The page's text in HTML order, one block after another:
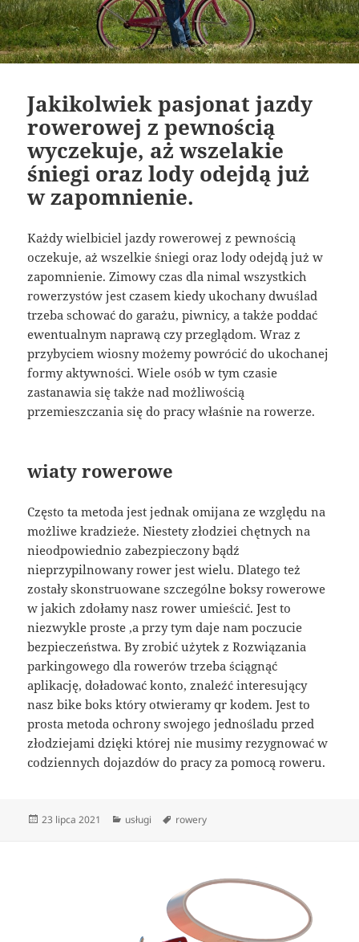
Jakikolwiek pasjonat jazdy
rowerowej z pewnością
wyczekuje, aż wszelakie
śniegi oraz lody odejdą już
w zapomnienie.
Każdy wielbiciel jazdy rowerowej z pewnością
oczekuje, aż wszelkie śniegi oraz lody odejdą już w
zapomnienie. Zimowy czas dla nimal wszystkich
rowerzystów jest czasem kiedy ukochany dwuślad
trzeba schować do garażu, piwnicy, a także poddać
ewentualnym naprawą czy przeglądom. Wraz z
przybyciem wiosny możemy powrócić do ukochanej
formy aktywności. Wiele osób w tym czasie
zastanawia się także nad możliwością
przemieszczania się do pracy właśnie na rowerze.
wiaty rowerowe
Często ta metoda jest jednak omijana ze względu na
możliwe kradzieże. Niestety złodziei chętnych na
nieodpowiednio zabezpieczony bądź
nieprzypilnowany rower jest wielu. Dlatego też
zostały skonstruowane szczególne boksy rowerowe
w jakich zdołamy nasz rower umieścić. Jest to
niezwykle proste ,a przy tym daje nam poczucie
bezpieczeństwa. By zrobić użytek z Rozwiązania
parkingowego dla rowerów trzeba ściągnąć
aplikację, doładować konto, znaleźć interesujący
nasz bike boks który otwieramy qr kodem. Jest to
prosta metoda ochrony swojego jednośladu przed
złodziejami dzięki której nie musimy rezygnować w
codziennych dojazdów do pracy za pomocą roweru.
Data
23 lipca 2021 Kategorie
usługi Tagi
rowery